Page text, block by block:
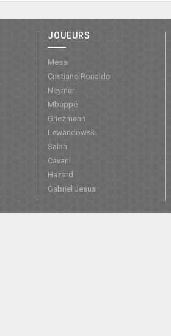
JOUEURS
Messi
Cristiano Ronaldo
Neymar
Mbappé
Griezmann
Lewandowski
Salah
Cavani
Hazard
Gabriel Jesus